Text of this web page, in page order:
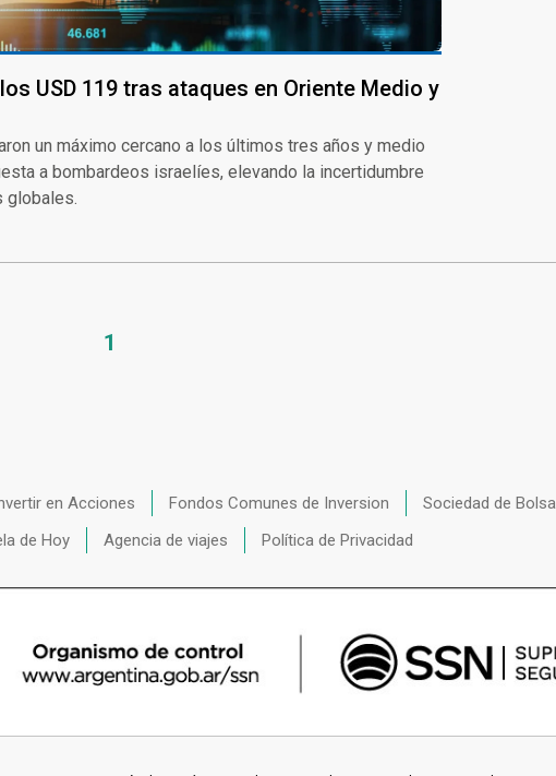
USD 119 tras ataques en Oriente Medio y
un máximo cercano a los últimos tres años y medio
a bombardeos israelíes, elevando la incertidumbre
1
en Acciones Fondos Comunes de Inversion
Sociedad de Bolsa
de Hoy Agencia de viajes Política de Privacidad